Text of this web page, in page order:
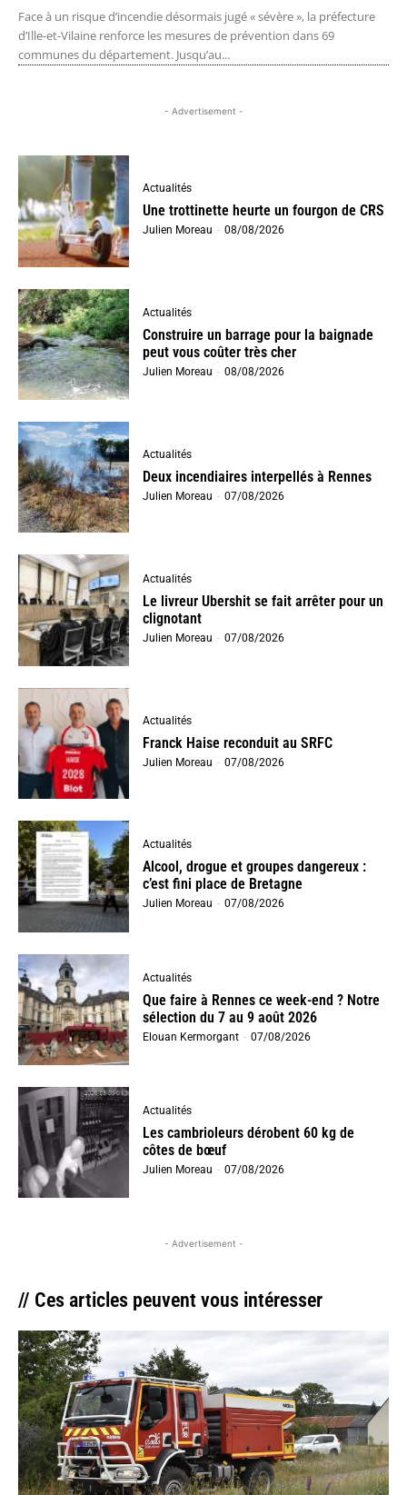
Face à un risque d’incendie désormais jugé « sévère », la préfecture
d’Ille-et-Vilaine renforce les mesures de prévention dans 69
communes du département. Jusqu’au...
- Advertisement -
Actualités
Une trottinette heurte un fourgon de CRS
Julien Moreau - 08/08/2026
Actualités
Construire un barrage pour la baignade
peut vous coûter très cher
Julien Moreau - 08/08/2026
Actualités
Deux incendiaires interpellés à Rennes
Julien Moreau - 07/08/2026
Actualités
Le livreur Ubershit se fait arrêter pour un
clignotant
Julien Moreau - 07/08/2026
Actualités
Franck Haise reconduit au SRFC
Julien Moreau - 07/08/2026
Actualités
Alcool, drogue et groupes dangereux :
c’est fini place de Bretagne
Julien Moreau - 07/08/2026
Actualités
Que faire à Rennes ce week-end ? Notre
sélection du 7 au 9 août 2026
Elouan Kermorgant - 07/08/2026
Actualités
Les cambrioleurs dérobent 60 kg de
côtes de bœuf
Julien Moreau - 07/08/2026
- Advertisement -
// Ces articles peuvent vous intéresser